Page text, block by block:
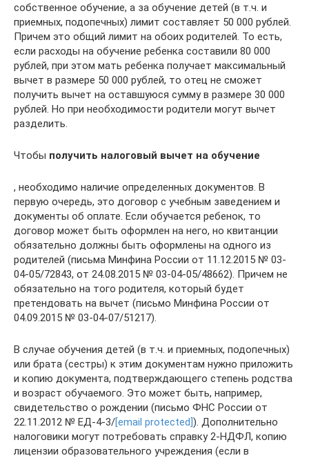
собственное обучение, а за обучение детей (в т.ч. и
приемных, подопечных) лимит составляет 50 000 рублей.
Причем это общий лимит на обоих родителей. То есть,
если расходы на обучение ребенка составили 80 000
рублей, при этом мать ребенка получает максимальный
вычет в размере 50 000 рублей, то отец не сможет
получить вычет на оставшуюся сумму в размере 30 000
рублей. Но при необходимости родители могут вычет
разделить.
Чтобы получить налоговый вычет на обучение
, необходимо наличие определенных документов. В
первую очередь, это договор с учебным заведением и
документы об оплате. Если обучается ребенок, то
договор может быть оформлен на него, но квитанции
обязательно должны быть оформлены на одного из
родителей (письма Минфина России от 11.12.2015 № 03-
04-05/72843, от 24.08.2015 № 03-04-05/48662). Причем не
обязательно на того родителя, который будет
претендовать на вычет (письмо Минфина России от
04.09.2015 № 03-04-07/51217).
В случае обучения детей (в т.ч. и приемных, подопечных)
или брата (сестры) к этим документам нужно приложить
и копию документа, подтверждающего степень родства
и возраст обучаемого. Это может быть, например,
свидетельство о рождении (письмо ФНС России от
22.11.2012 № ЕД-4-3/[email protected]). Дополнительно
налоговики могут потребовать справку 2-НДФЛ, копию
лицензии образовательного учреждения (если в